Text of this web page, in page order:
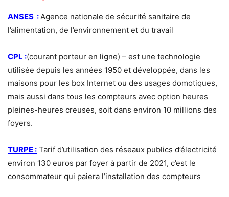
ANSES : Agence nationale de sécurité sanitaire de
l’alimentation, de l’environnement et du travail
CPL :(courant porteur en ligne) – est une technologie
utilisée depuis les années 1950 et développée, dans les
maisons pour les box Internet ou des usages domotiques,
mais aussi dans tous les compteurs avec option heures
pleines-heures creuses, soit dans environ 10 millions des
foyers.
TURPE : Tarif d’utilisation des réseaux publics d’électricité
environ 130 euros par foyer à partir de 2021, c’est le
consommateur qui paiera l’installation des compteurs